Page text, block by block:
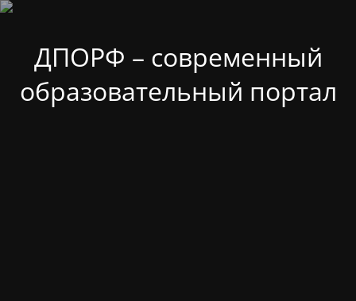
ДПОРФ – современный
образовательный портал